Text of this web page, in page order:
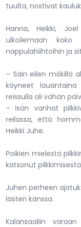
tuulta, nostivat
Hanna, Heikki,
ulkoilemaan koko
nappulahiihtoihin ja
– Sain eilen mökillä
käyneet lauantaina
reissulla oli vähän
– Isän vanhat
reilassa, että
Heikki Juhe.
Poikien mielestä
katsonut
Juhen perheen
lasten kanssa.
Kalansaaliin